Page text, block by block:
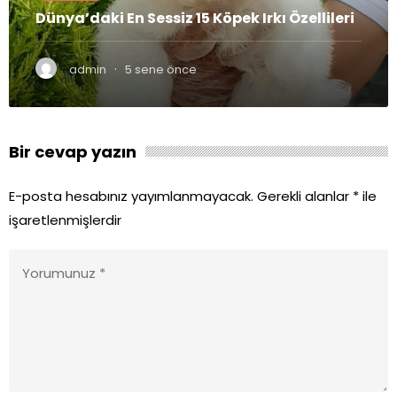
Dünya’daki En Sessiz 15 Köpek Irkı Özellileri
admin · 5 sene önce
Bir cevap yazın
E-posta hesabınız yayımlanmayacak. Gerekli alanlar *ile
işaretlenmişlerdir